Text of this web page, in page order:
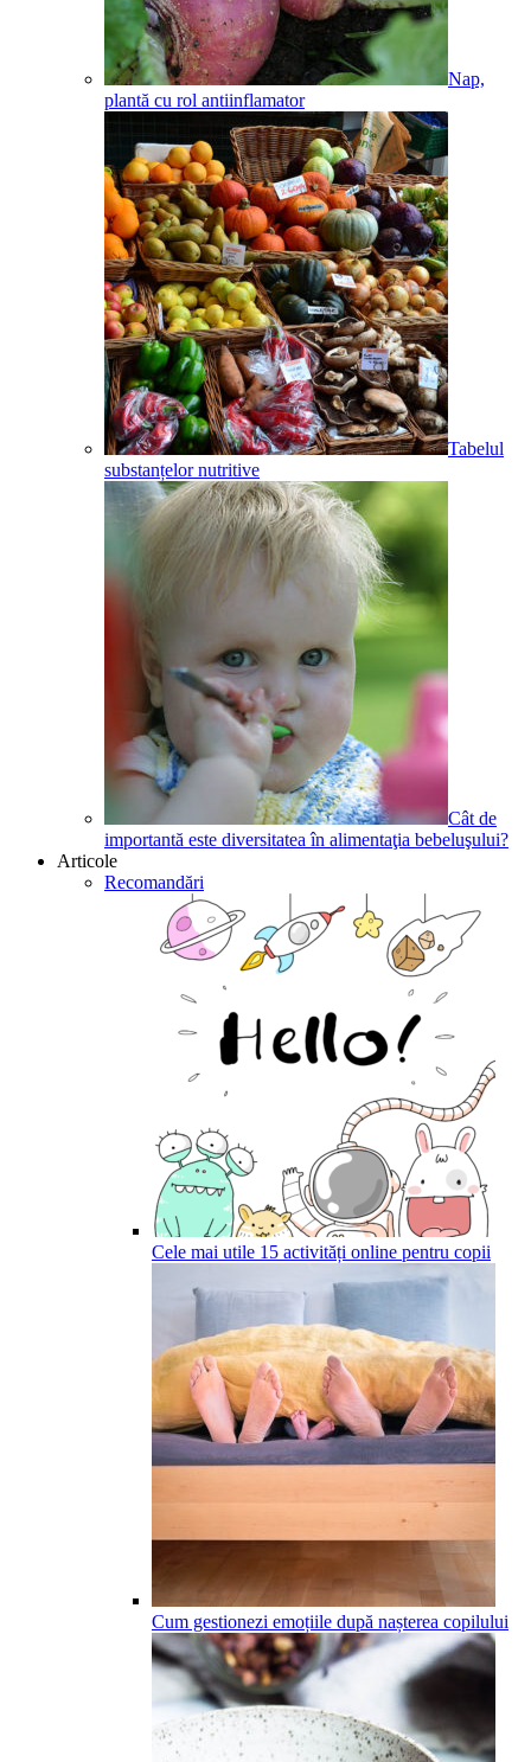
Nap,
plantă cu rol antiinflamator
Tabelul
substanțelor nutritive
Cât de
importantă este diversitatea în alimentaţia bebeluşului?
Articole
Recomandări
Cele mai utile 15 activități online pentru copii
Cum gestionezi emoțiile după nașterea copilului